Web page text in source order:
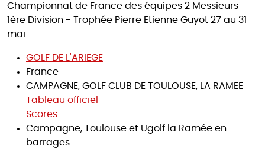
Championnat de France des équipes 2 Messieurs
1ère Division - Trophée Pierre Etienne Guyot 27 au 31
mai
GOLF DE L'ARIEGE
France
CAMPAGNE, GOLF CLUB DE TOULOUSE, LA RAMEE
Tableau officiel
Scores
Campagne, Toulouse et Ugolf la Ramée en
barrages.